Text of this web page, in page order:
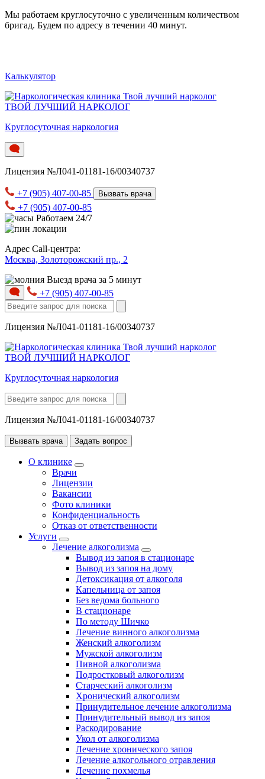
Мы работаем круглосуточно c увеличенным количеством
бригад. Будем по адресу в течении 40 минут.
Калькулятор
ТВОЙ ЛУЧШИЙ НАРКОЛОГ
Круглосуточная наркология
Лицензия №Л041-01181-16/00340737
+7 (905) 407-00-85 Вызвать врача
+7 (905) 407-00-85
Работаем 24/7
Адрес Call-центра:
Москва, Золоторожский пр., 2
Выезд врача за 5 минут
+7 (905) 407-00-85
Лицензия №Л041-01181-16/00340737
ТВОЙ ЛУЧШИЙ НАРКОЛОГ
Круглосуточная наркология
Лицензия №Л041-01181-16/00340737
Вызвать врача Задать вопрос
О клинике
Врачи
Лицензии
Вакансии
Фото клиники
Конфиденциальность
Отказ от ответственности
Услуги
Лечение алкоголизма
Вывод из запоя в стационаре
Вывод из запоя на дому
Детоксикация от алкоголя
Капельница от запоя
Без ведома больного
В стационаре
По методу Шичко
Лечение винного алкоголизма
Женский алкоголизм
Мужской алкоголизм
Пивной алкоголизма
Подростковый алкоголизм
Старческий алкоголизм
Хронический алкоголизм
Принудительное лечение алкоголизма
Принудительный вывод из запоя
Раскодирование
Укол от алкоголизма
Лечение хронического запоя
Лечение алкогольного отравления
Лечение похмелья